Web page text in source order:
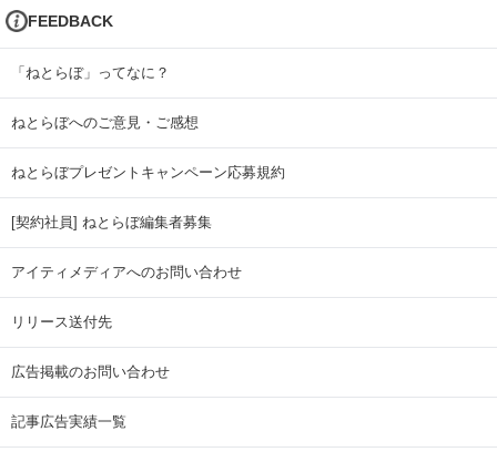
FEEDBACK
「ねとらぼ」ってなに？
ねとらぼへのご意見・ご感想
ねとらぼプレゼントキャンペーン応募規約
[契約社員] ねとらぼ編集者募集
アイティメディアへのお問い合わせ
リリース送付先
広告掲載のお問い合わせ
記事広告実績一覧